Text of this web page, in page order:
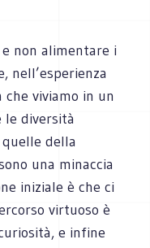
non alimentare i
nell’esperienza
che viviamo in un
le diversità
della
una minaccia
iniziale è che ci
virtuoso è
e infine